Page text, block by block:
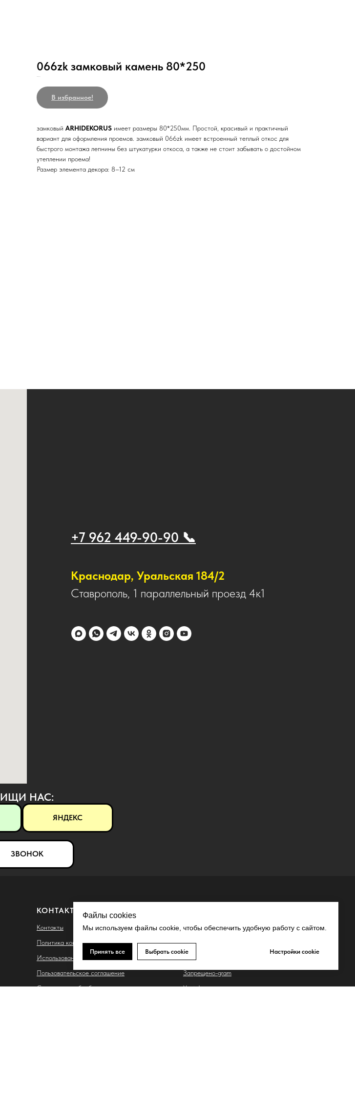
066zk замковый камень 80*250
В избранное!
замковый ARHIDEKORUS имеет размеры 80*250мм. Простой, красивый и практичный
вариант для оформления проемов. замковый 066zk имеет встроенный теплый откос для
быстрого монтажа лепнины без штукатурки откоса, а также не стоит забывать о достойном
утеплении проема!
Размер элемента декора: 8–12 см
+7 962 449-90-90 📞
Краснодар, Уральская 184/2
Ставрополь, 1 параллельный проезд 4к1
Файлы cookies
Мы используем файлы cookie, чтобы обеспечить удобную работу с сайтом.
Принять все Выбрать cookie Настройки cookie
ИЩИ НАС:
ЯНДЕКС
ЗВОНОК
КОНТАКТЫ
Контакты
Политика конфиденциальности
Использование файлов cookie
Пользовательское соглашение
Согласие на обработку персональных
MAX
Whatsapp
Запрещено-gram
Youtube